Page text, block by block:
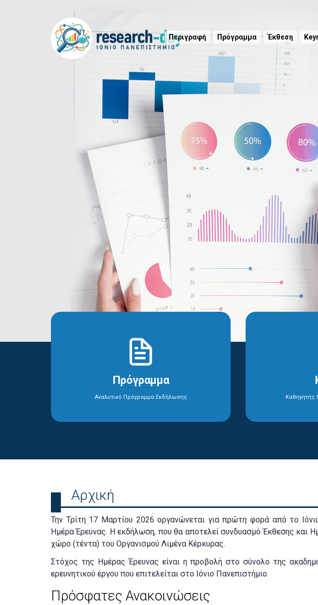
Περιγραφή Πρόγραμμα Έκθεση
Πρόγραμμα
Αναλυτικό Πρόγραμμα Εκδήλωσης Καθηγητής
Αρχική
Την Τρίτη 17 Μαρτίου 2026 οργανώνεται για πρώτη φορά από το
Ημέρα Έρευνας. Η εκδήλωση, που θα αποτελεί συνδυασμό Έκθεσης και
χώρο (τέντα) του Οργανισμού Λιμένα Κέρκυρας.
Στόχος της Ημέρας Έρευνας είναι η προβολή στο σύνολο της
ερευνητικού έργου που επιτελείται στο Ιόνιο Πανεπιστήμιο.
Πρόσφατες Ανακοινώσεις